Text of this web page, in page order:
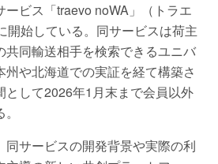
ビス「traevo noWA」（トラエ
開始している。同サービスは荷主
共同輸送相手を検索できるユニバ
や北海道での実証を経て構築さ
として2026年1月末まで会員以外
同サービスの開発背景や実際の利